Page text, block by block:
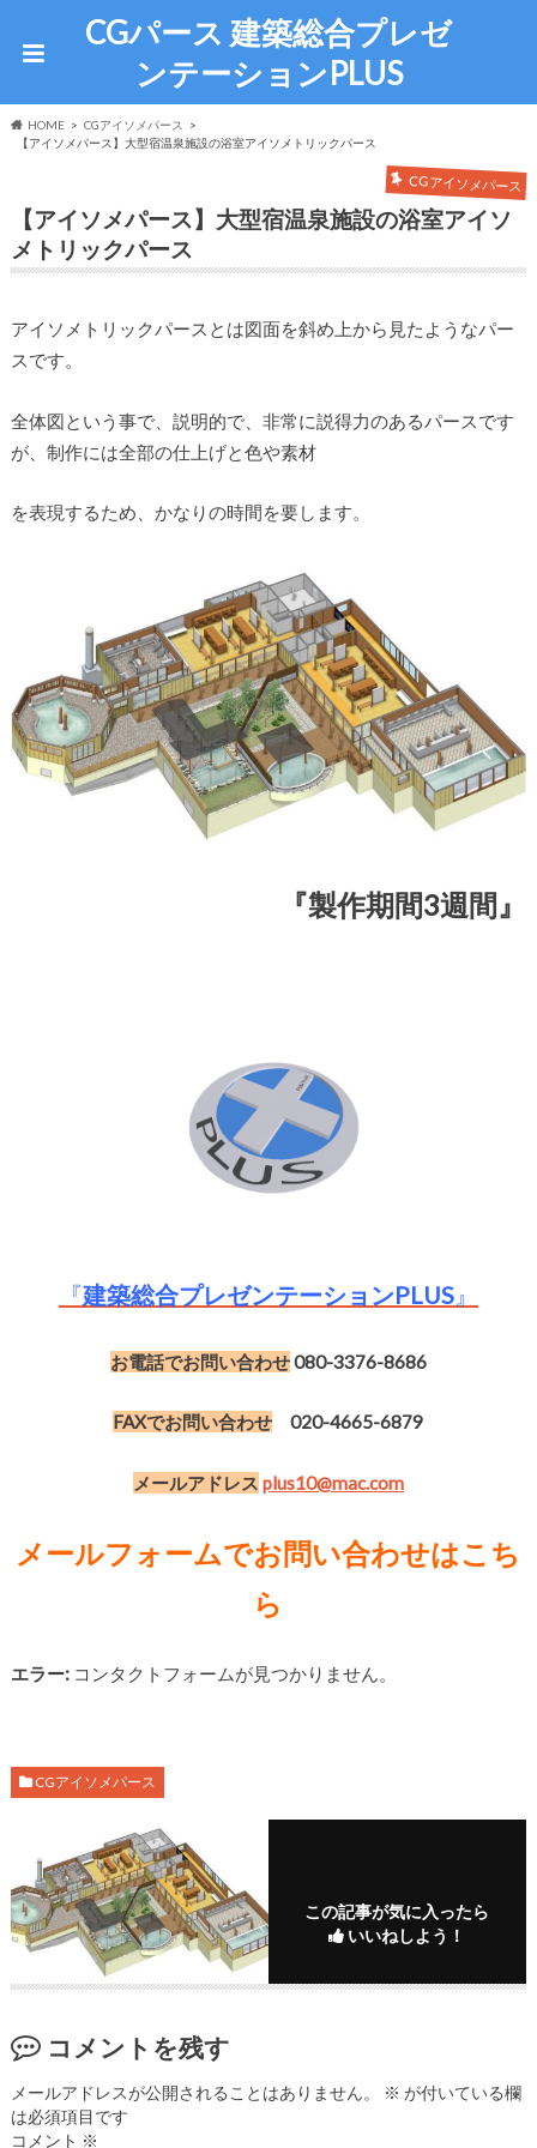
CGパース 建築総合プレゼ
ンテーションPLUS
HOME
CGアイソメパース
【アイソメパース】大型宿温泉施設の浴室アイソメトリックパース
CGアイソメパース
【アイソメパース】大型宿温泉施設の浴室アイソ
メトリックパース
アイソメトリックパースとは図面を斜め上から見たようなパー
スです。
全体図という事で、説明的で、非常に説得力のあるパースです
が、制作には全部の仕上げと色や素材
を表現するため、かなりの時間を要します。
『製作期間3週間』
『建築総合プレゼンテーションPLUS』
お電話でお問い合わせ080-3376-8686
FAXでお問い合わせ 020-4665-6879
メールアドレス plus10@mac.com
メールフォームでお問い合わせはこち
ら
エラー:コンタクトフォームが見つかりません。
CGアイソメパース
この記事が気に入ったら
いいねしよう！
コメントを残す
メールアドレスが公開されることはありません。 ※ が付いている欄
は必須項目です
コメント ※